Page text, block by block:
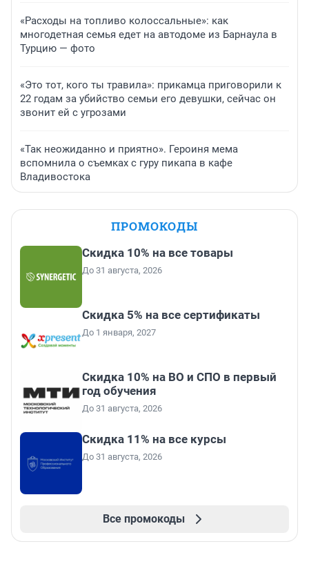
«Расходы на топливо колоссальные»: как
многодетная семья едет на автодоме из Барнаула в
Турцию — фото
«Это тот, кого ты травила»: прикамца приговорили к
22 годам за убийство семьи его девушки, сейчас он
звонит ей с угрозами
«Так неожиданно и приятно». Героиня мема
вспомнила о съемках с гуру пикапа в кафе
Владивостока
ПРОМОКОДЫ
Скидка 10% на все товары
До 31 августа, 2026
Скидка 5% на все сертификаты
До 1 января, 2027
Скидка 10% на ВО и СПО в первый
год обучения
До 31 августа, 2026
Скидка 11% на все курсы
До 31 августа, 2026
Все промокоды